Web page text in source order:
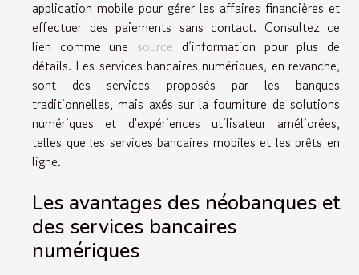
application mobile pour gérer les affaires financières et
effectuer des paiements sans contact. Consultez ce
lien comme une source d’information pour plus de
détails. Les services bancaires numériques, en revanche,
sont des services proposés par les banques
traditionnelles, mais axés sur la fourniture de solutions
numériques et d'expériences utilisateur améliorées,
telles que les services bancaires mobiles et les prêts en
ligne.
Les avantages des néobanques et
des services bancaires
numériques